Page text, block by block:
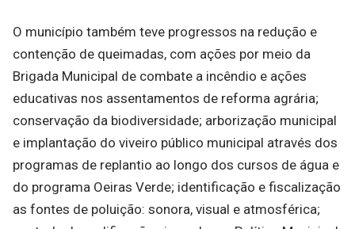
O município também teve progressos na redução e
contenção de queimadas, com ações por meio da
Brigada Municipal de combate a incêndio e ações
educativas nos assentamentos de reforma agrária;
conservação da biodiversidade; arborização municipal
e implantação do viveiro público municipal através dos
programas de replantio ao longo dos cursos de água e
do programa Oeiras Verde; identificação e fiscalização
as fontes de poluição: sonora, visual e atmosférica;